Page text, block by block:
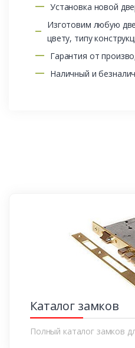
Установка новой
Изготовим любую
цвету, типу
Гарантия от
Наличный и
Каталог замков
Полный каталог замков